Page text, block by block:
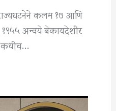
कलम १७ आणि
१९५५ अन्वये बेकायदेशीर